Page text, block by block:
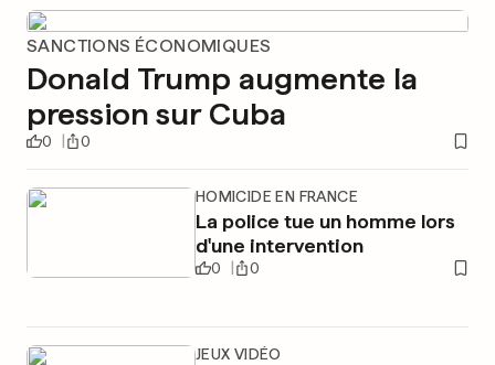
SANCTIONS ÉCONOMIQUES
Donald Trump augmente la
pression sur Cuba
0 0
HOMICIDE EN FRANCE
La police tue un homme lors
d'une intervention
0 0
JEUX VIDÉO